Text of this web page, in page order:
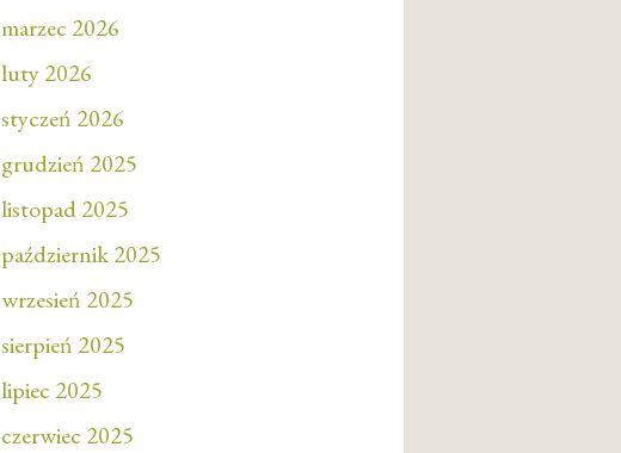
marzec 2026
luty 2026
styczeń 2026
grudzień 2025
listopad 2025
październik 2025
wrzesień 2025
sierpień 2025
lipiec 2025
czerwiec 2025